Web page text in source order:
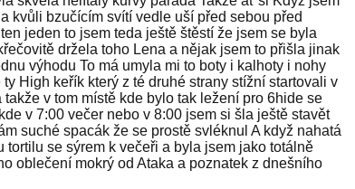
kvůli bzučícím svítí vedle uší před sebou před
jeden to jsem teda ještě štěstí že jsem se byla
držela toho Lena a nějak jsem to přišla jinak
výhodu To má umyla mi to boty i kalhoty i nohy
High keřík který z té druhé strany stížní startovali v
v tom místě kde bylo tak ležení pro 6hide se
v 7:00 večer nebo v 8:00 jsem si šla ještě stavět
suché spacák že se prostě svléknul A když nahatá
se sýrem k večeři a byla jsem jako totálně
oblečení mokrý od Ataka a poznatek z dnešního